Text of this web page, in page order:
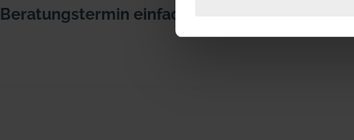
Beratungstermin einfach über Terminland